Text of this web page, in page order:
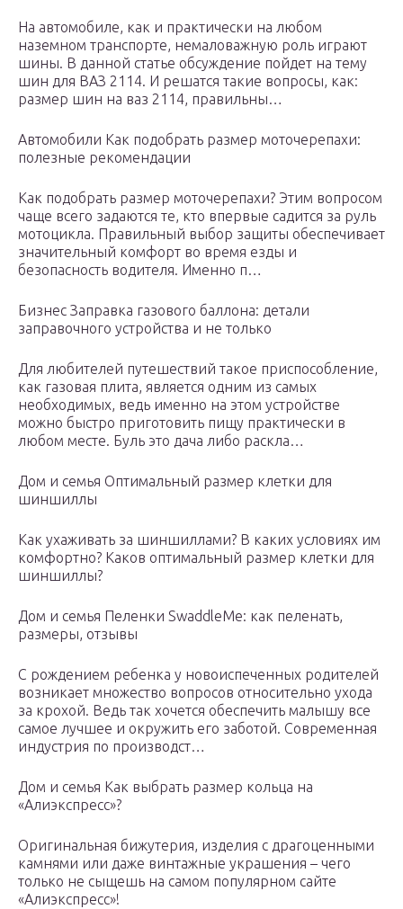
На автомобиле, как и практически на любом
наземном транспорте, немаловажную роль играют
шины. В данной статье обсуждение пойдет на тему
шин для ВАЗ 2114. И решатся такие вопросы, как:
размер шин на ваз 2114, правильны…
Автомобили Как подобрать размер моточерепахи:
полезные рекомендации
Как подобрать размер моточерепахи? Этим вопросом
чаще всего задаются те, кто впервые садится за руль
мотоцикла. Правильный выбор защиты обеспечивает
значительный комфорт во время езды и
безопасность водителя. Именно п…
Бизнес Заправка газового баллона: детали
заправочного устройства и не только
Для любителей путешествий такое приспособление,
как газовая плита, является одним из самых
необходимых, ведь именно на этом устройстве
можно быстро приготовить пищу практически в
любом месте. Буль это дача либо раскла…
Дом и семья Оптимальный размер клетки для
шиншиллы
Как ухаживать за шиншиллами? В каких условиях им
комфортно? Каков оптимальный размер клетки для
шиншиллы?
Дом и семья Пеленки SwaddleMe: как пеленать,
размеры, отзывы
С рождением ребенка у новоиспеченных родителей
возникает множество вопросов относительно ухода
за крохой. Ведь так хочется обеспечить малышу все
самое лучшее и окружить его заботой. Современная
индустрия по производст…
Дом и семья Как выбрать размер кольца на
«Алиэкспресс»?
Оригинальная бижутерия, изделия с драгоценными
камнями или даже винтажные украшения – чего
только не сыщешь на самом популярном сайте
«Алиэкспресс»!